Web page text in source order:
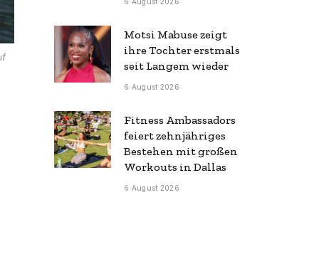
Motsi Mabuse zeigt
ihre Tochter erstmals
seit Langem wieder
6 August 2026
Fitness Ambassadors
feiert zehnjähriges
Bestehen mit großen
Workouts in Dallas
6 August 2026